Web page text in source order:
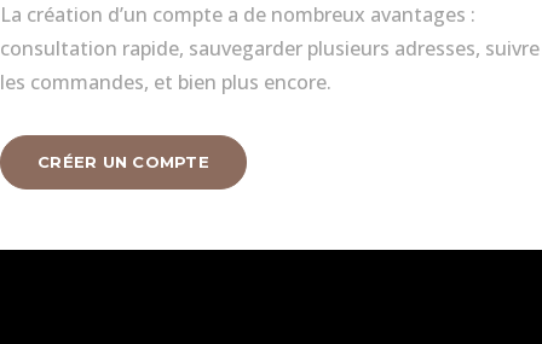
La création d’un compte a de nombreux avantages :
consultation rapide, sauvegarder plusieurs adresses, suivre
les commandes, et bien plus encore.
CRÉER UN COMPTE